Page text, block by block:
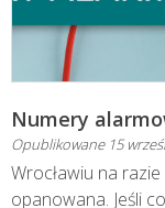
Numery
Opublikowane 15
Wrocławiu na
opanowana. Jeśli